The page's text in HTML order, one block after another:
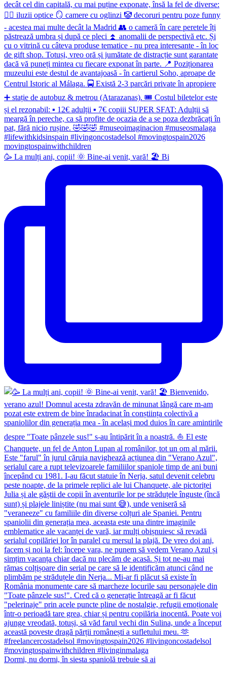
🥳 La mulți ani, copii! 🌞 Bine-ai venit, vară! 🏖 Bi
Dormi, nu dormi, în siesta spaniolă trebuie să ai